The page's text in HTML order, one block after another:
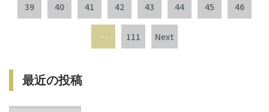
39 40 41 42 43 44 45 46
… 111 Next
最近の投稿